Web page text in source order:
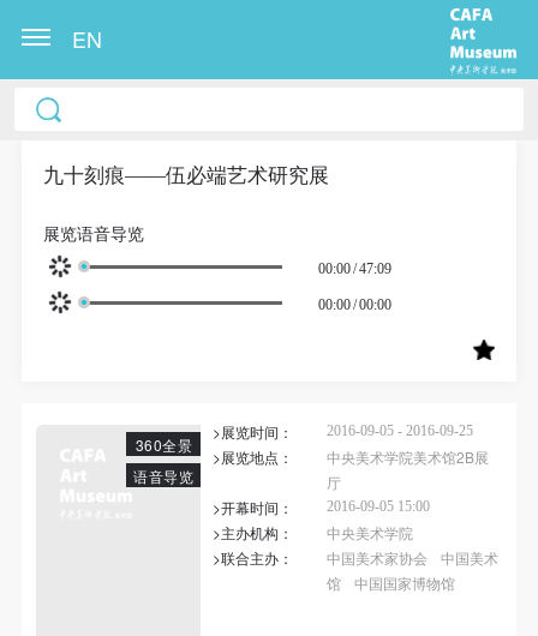
EN
九十刻痕——伍必端艺术研究展
展览语音导览
00:00/47:09
00:00/00:00
360全景
语音导览
>展览时间： 2016-09-05 - 2016-09-25
>展览地点：
中央美术学院美术馆2B展
厅
>开幕时间：
2016-09-05 15:00
>主办机构：
中央美术学院
>联合主办：
中国美术家协会
中国美术
馆
中国国家博物馆
中央美术学院美术馆出版授权协议书
称“CAFAM”），愿意将本人参与中央美术学院美术馆
动）的涉及本人的图像、照片、文字、著作、活动成
果（如参与工作坊创作的作品）提交中央美术学院用
作发表、出版。中央美术学院可以以电子、网络及其
它数字媒体形式公开出版，并同意编入《中国知识资
在中央美术学院中使用和在互联网上传播，同意按相
关“章程”规定享受相关权益。
中央美术学院美术馆活动安全免责协议书
本次活动公平公正、自愿参加与退出、风险与责任自
中央美术学院美术馆出版授权协议书
称“CAFAM”），愿意将本人参与中央美术学院美术馆
动）的涉及本人的图像、照片、文字、著作、活动成
果（如参与工作坊创作的作品）提交中央美术学院用
作发表、出版。中央美术学院可以以电子、网络及其
它数字媒体形式公开出版，并同意编入《中国知识资
在中央美术学院中使用和在互联网上传播，同意按相
关“章程”规定享受相关权益。
中央美术学院美术馆活动安全免责协议书
本次活动公平公正、自愿参加与退出、风险与责任自
中央美术学院美术馆出版授权协议书
称“CAFAM”），愿意将本人参与中央美术学院美术馆
动）的涉及本人的图像、照片、文字、著作、活动成
果（如参与工作坊创作的作品）提交中央美术学院用
作发表、出版。中央美术学院可以以电子、网络及其
它数字媒体形式公开出版，并同意编入《中国知识资
在中央美术学院中使用和在互联网上传播，同意按相
关“章程”规定享受相关权益。
中央美术学院美术馆活动安全免责协议书
本次活动公平公正、自愿参加与退出、风险与责任自